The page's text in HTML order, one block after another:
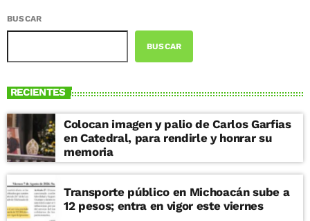
BUSCAR
BUSCAR
RECIENTES
Colocan imagen y palio de Carlos Garfias
en Catedral, para rendirle y honrar su
memoria
Transporte público en Michoacán sube a
12 pesos; entra en vigor este viernes